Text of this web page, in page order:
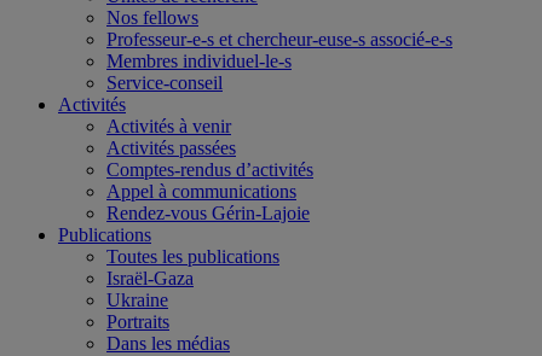
Nos fellows
Professeur-e-s et chercheur-euse-s associé-e-s
Membres individuel-le-s
Service-conseil
Activités
Activités à venir
Activités passées
Comptes-rendus d’activités
Appel à communications
Rendez-vous Gérin-Lajoie
Publications
Toutes les publications
Israël-Gaza
Ukraine
Portraits
Dans les médias